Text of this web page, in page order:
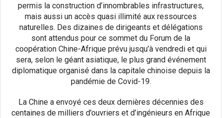
permis la construction d’innombrables infrastructures,
mais aussi un accès quasi illimité aux ressources
naturelles. Des dizaines de dirigeants et délégations
sont attendus pour ce sommet du Forum de la
coopération Chine-Afrique prévu jusqu’à vendredi et qui
sera, selon le géant asiatique, le plus grand événement
diplomatique organisé dans la capitale chinoise depuis la
pandémie de Covid-19.
La Chine a envoyé ces deux dernières décennies des
centaines de milliers d’ouvriers et d’ingénieurs en Afrique